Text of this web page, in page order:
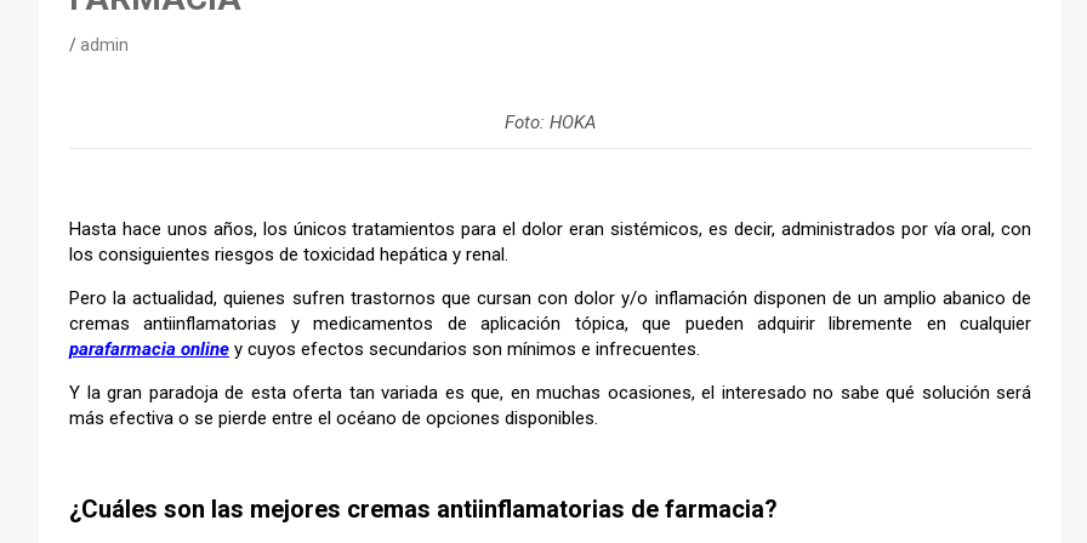
admin
Foto: HOKA
Hasta hace unos años, los únicos tratamientos para el dolor eran sistémicos, es decir, administrados por vía oral, con
los consiguientes riesgos de toxicidad hepática y renal.
Pero la actualidad, quienes sufren trastornos que cursan con dolor y/o inflamación disponen de un amplio abanico de
cremas antiinflamatorias y medicamentos de aplicación tópica, que pueden adquirir libremente en cualquier
parafarmacia online y cuyos efectos secundarios son mínimos e infrecuentes.
Y la gran paradoja de esta oferta tan variada es que, en muchas ocasiones, el interesado no sabe qué solución será
más efectiva o se pierde entre el océano de opciones disponibles.
¿Cuáles son las mejores cremas antiinflamatorias de farmacia?